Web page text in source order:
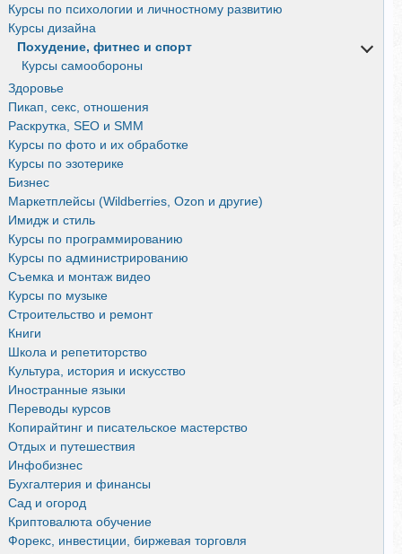
Курсы по психологии и личностному развитию
Курсы дизайна
Похудение, фитнес и спорт
Курсы самообороны
Здоровье
Пикап, секс, отношения
Раскрутка, SEO и SMM
Курсы по фото и их обработке
Курсы по эзотерике
Бизнес
Маркетплейсы (Wildberries, Ozon и другие)
Имидж и стиль
Курсы по программированию
Курсы по администрированию
Съемка и монтаж видео
Курсы по музыке
Строительство и ремонт
Книги
Школа и репетиторство
Культура, история и искусство
Иностранные языки
Переводы курсов
Копирайтинг и писательское мастерство
Отдых и путешествия
Инфобизнес
Бухгалтерия и финансы
Сад и огород
Криптовалюта обучение
Форекс, инвестиции, биржевая торговля